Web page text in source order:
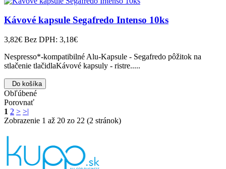
Kávové kapsule Segafredo Intenso 10ks
3,82€ Bez DPH: 3,18€
Nespresso*-kompatibilné Alu-Kapsule - Segafredo pôžitok na
stlačenie tlačidlaKávové kapsuly - ristre.....
Do košíka
Obľúbené
Porovnať
1 2 > >|
Zobrazenie 1 až 20 zo 22 (2 stránok)